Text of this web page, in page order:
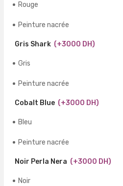
Rouge
Peinture nacrée
Gris Shark (+3000 DH)
Gris
Peinture nacrée
Cobalt Blue (+3000 DH)
Bleu
Peinture nacrée
Noir Perla Nera (+3000 DH)
Noir